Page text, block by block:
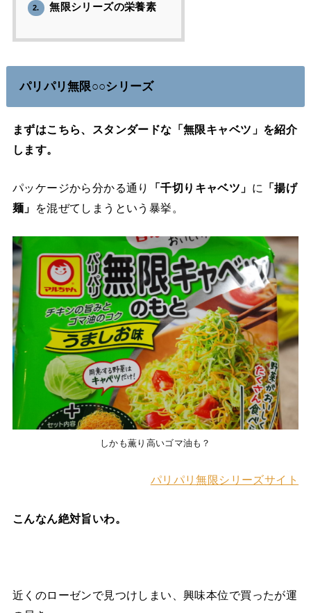
2. 無限シリーズの栄養素
パリパリ無限○○シリーズ
まずはこちら、スタンダードな「無限キャベツ」を紹介
します。
パッケージから分かる通り 「千切りキャベツ」 に
「揚げ
麺」
を混ぜてしまうという暴挙。
しかも薫り高いゴマ油も？
パリパリ無限シリーズサイト
こんなん絶対旨いわ。
近くのローゼンで見つけしまい、興味本位で買ったが運